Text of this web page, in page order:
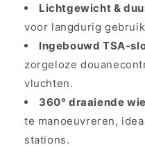
Lichtgewicht &
voor langdurig
Ingebouwd TSA-
zorgeloze
vluchten.
360° draaiende
te manoeuvreren,
stations.